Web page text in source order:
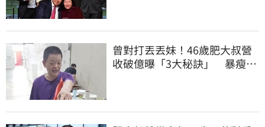
曾對打丟丟妹！46歲肥大叔營
收破億曝「3大秘訣」 暴瘦猝